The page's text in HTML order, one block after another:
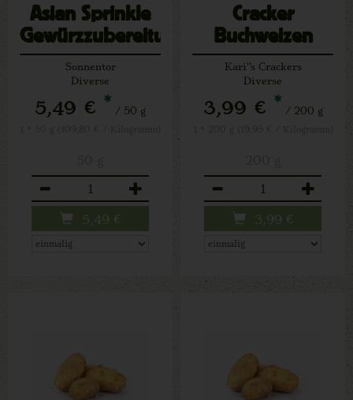
Asian Sprinkle
Gewürzzubereitung
Sonnentor
Diverse
5,49 € * / 50 g
5,49 €
Cracker
Buchweizen
Kari''s Crackers
Diverse
3,99 € * / 200 g
3,99 €